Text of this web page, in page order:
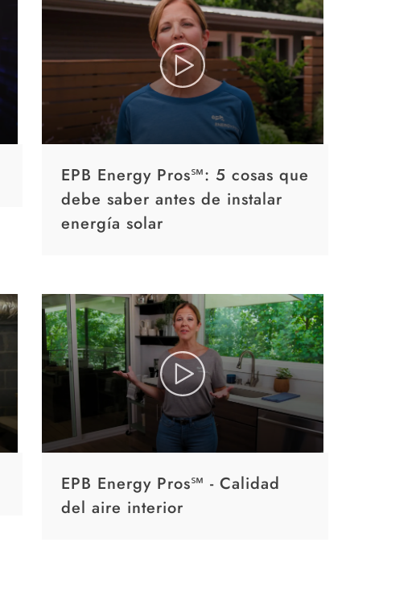
EPB Energy Pros℠: 5 cosas que
debe saber antes de instalar
energía solar
EPB Energy Pros℠ - Calidad
del aire interior